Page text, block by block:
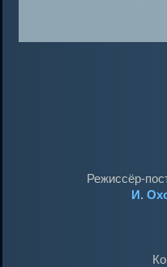
Режиссёр-
И.